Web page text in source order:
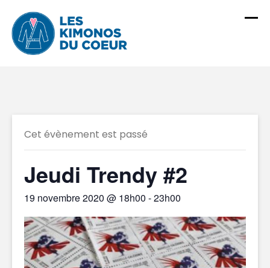
content
Cet évènement est passé
Jeudi Trendy #2
19 novembre 2020 @ 18h00 -23h00